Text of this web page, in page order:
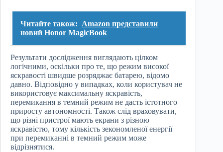
Читайте також: Amazon представили
новий Honor MagicBook
Результати дослідження виглядають цілком
логічними, оскільки про те, що режим високої
яскравості швидше розряджає батарею, відомо
давно. Відповідно у випадках, коли користувач не
використовує максимальну яскравість,
перемикання в темний режим не дасть істотного
приросту автономності. Також слід враховувати,
що різні пристрої мають екрани з різною
яскравістю, тому кількість зекономленої енергії
при перемиканні в темний режим може
відрізнятися.